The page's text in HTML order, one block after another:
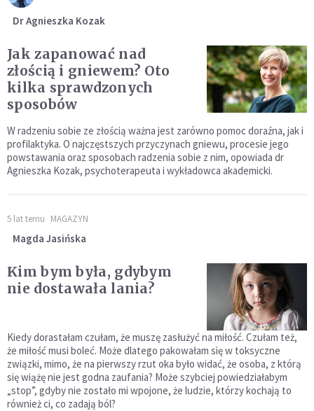
Dr Agnieszka Kozak
Jak zapanować nad
złością i gniewem? Oto
kilka sprawdzonych
sposobów
W radzeniu sobie ze złością ważna jest zarówno pomoc doraźna, jak i
profilaktyka. O najczęstszych przyczynach gniewu, procesie jego
powstawania oraz sposobach radzenia sobie z nim, opowiada dr
Agnieszka Kozak, psychoterapeuta i wykładowca akademicki.
5 lat temu MAGAZYN
Magda Jasińska
Kim bym była, gdybym
nie dostawała lania?
Kiedy dorastałam czułam, że muszę zasłużyć na miłość. Czułam też,
że miłość musi boleć. Może dlatego pakowałam się w toksyczne
związki, mimo, że na pierwszy rzut oka było widać, że osoba, z którą
się wiążę nie jest godna zaufania? Może szybciej powiedziałabym
„stop”, gdyby nie zostało mi wpojone, że ludzie, którzy kochają to
również ci, co zadają ból?